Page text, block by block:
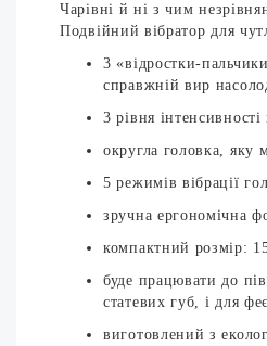
Чарівні й ні з чим
Подвійний вібратор для
3 «відростки-
справжній вир
3 рівня
округла головка, яку
5 режимів вібрації
зручна ергономічна
компактний розмір:
буде працювати до
статевих губ, і для
виготовлений з